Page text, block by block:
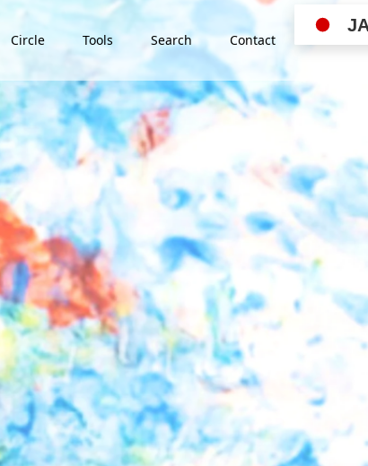
Circle Tools Search Contact
JA